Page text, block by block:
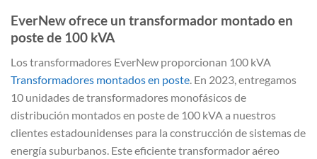
EverNew ofrece un transformador montado en
poste de 100 kVA
Los transformadores EverNew proporcionan 100 kVA
Transformadores montados en poste . En 2023, entregamos
10 unidades de transformadores monofásicos de
distribución montados en poste de 100 kVA a nuestros
clientes estadounidenses para la construcción de sistemas de
energía suburbanos. Este eficiente transformador aéreo